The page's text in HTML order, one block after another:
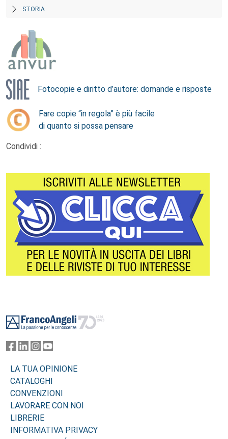
STORIA
Fotocopie e diritto d’autore: domande e risposte
Fare copie “in regola” è più facile
di quanto si possa pensare
Condividi :
LA TUA OPINIONE
CATALOGHI
CONVENZIONI
LAVORARE CON NOI
LIBRERIE
INFORMATIVA PRIVACY